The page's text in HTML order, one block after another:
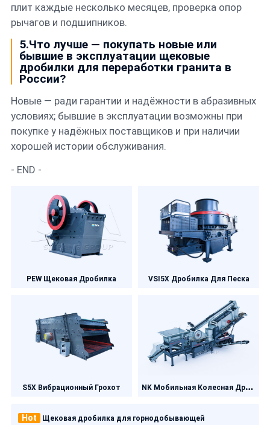
плит каждые несколько месяцев, проверка опор
рычагов и подшипников.
5.Что лучше — покупать новые или
бывшие в эксплуатации щековые
дробилки для переработки гранита в
России?
Новые — ради гарантии и надёжности в абразивных
условиях; бывшие в эксплуатации возможны при
покупке у надёжных поставщиков и при наличии
хорошей истории обслуживания.
- END -
PEW Щековая Дробилка VSI5X Дробилка Для Песка
S5X Вибрационный Грохот N
K Мобильная Колесная Дробилка
Hot
Щековая дробилка для горнодобывающей